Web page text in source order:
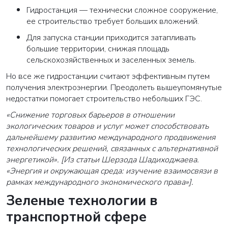
Гидростанция — технически сложное сооружение,
ее строительство требует больших вложений.
Для запуска станции приходится затапливать
большие территории, снижая площадь
сельскохозяйственных и заселенных земель.
Но все же гидростанции считают эффективным путем
получения электроэнергии. Преодолеть вышеупомянутые
недостатки помогает строительство небольших ГЭС.
«Снижение торговых барьеров в отношении
экологических товаров и услуг может способствовать
дальнейшему развитию международного продвижения
технологических решений, связанных с альтернативной
энергетикой». [Из статьи Шерзода Шадиходжаева.
«Энергия и окружающая среда: изучение взаимосвязи в
рамках международного экономического права»].
Зеленые технологии в
транспортной сфере